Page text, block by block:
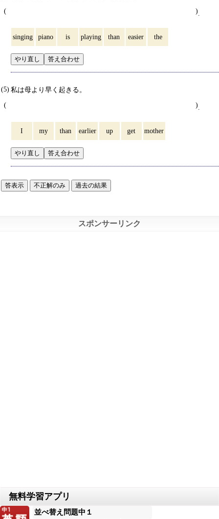
.
singing piano is playing than easier the
やり直し 答え合わせ
私は母より早く起きる。
.
I my than earlier up get mother
やり直し 答え合わせ
答表示 不正解のみ 過去の結果
並べ替え問題中１